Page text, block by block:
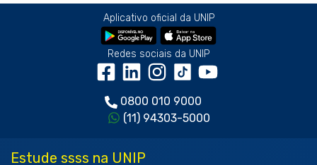
Aplicativo oficial da UNIP
Redes sociais da UNIP
0800 010 9000
(11) 94303-5000
Estude ssss na UNIP